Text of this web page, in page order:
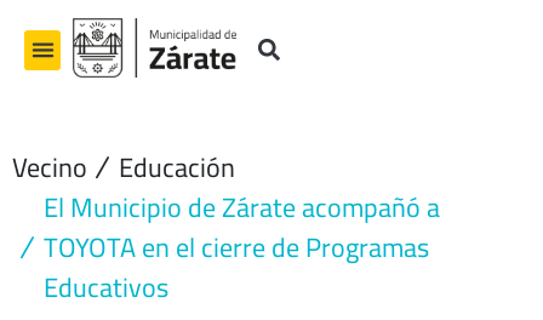
contenido
Vecino Educación
El Municipio de Zárate acompañó a
TOYOTA en el cierre de Programas
Educativos